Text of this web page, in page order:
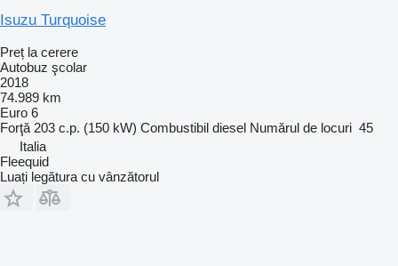
Isuzu Turquoise
Preț la cerere
Autobuz şcolar
2018
74.989 km
Euro 6
Forţă 203 c.p. (150 kW) Combustibil diesel Numărul de locuri 45
Italia
Fleequid
Luați legătura cu vânzătorul